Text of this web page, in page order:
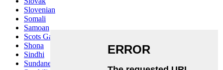
Slovenian
Somali
Samoan
Scots Gaelic
Shona
Sindhi
Sundanese